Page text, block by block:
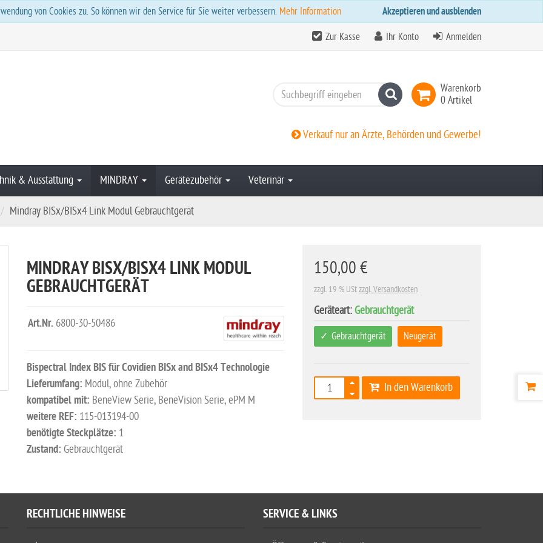
von Cookies zu. So können wir den Service für Sie weiter verbessern. Mehr Information Akzeptieren und ausblenden
Zur Kasse Ihr Konto Anmelden
Warenkorb
0 Artikel
Suchen
Verkauf nur an Ärzte, Behörden und Gewerbe!
& Ausstattung MINDRAY Gerätezubehör Veterinär
Mindray BISx/BISx4 Link Modul Gebrauchtgerät
150,00 €
zzgl. 19 % UStzzgl. Versandkosten
Geräteart:Gebrauchtgerät
Gebrauchtgerät Neugerät
In den Warenkorb
MINDRAY BISX/BISX4 LINK MODUL
GEBRAUCHTGERÄT
Art.Nr. 6800-30-50486
Bispectral Index BIS für Covidien BISx and BISx4 Technologie
Lieferumfang: Modul, ohne Zubehör
kompatibel mit: BeneView Serie, BeneVision Serie, ePM M
weitere REF: 115-013194-00
benötigte Steckplätze: 1
Zustand: Gebrauchtgerät
RECHTLICHE HINWEISE SERVICE & LINKS